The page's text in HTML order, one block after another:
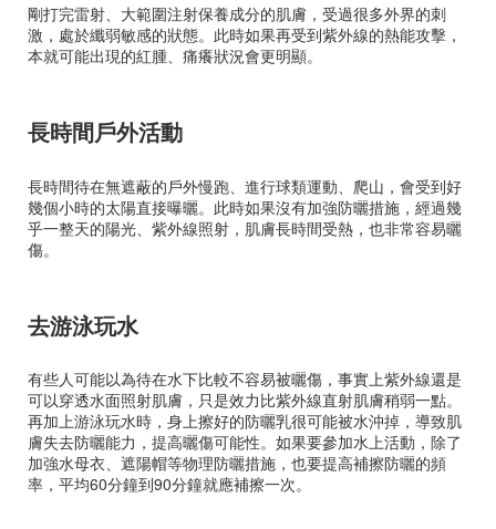
剛打完雷射、大範圍注射保養成分的肌膚，受過很多外界的刺
激，處於纖弱敏感的狀態。此時如果再受到紫外線的熱能攻擊，
本就可能出現的紅腫、痛癢狀況會更明顯。
長時間戶外活動
長時間待在無遮蔽的戶外慢跑、進行球類運動、爬山，會受到好
幾個小時的太陽直接曝曬。此時如果沒有加強防曬措施，經過幾
乎一整天的陽光、紫外線照射，肌膚長時間受熱，也非常容易曬
傷。
去游泳玩水
有些人可能以為待在水下比較不容易被曬傷，事實上紫外線還是
可以穿透水面照射肌膚，只是效力比紫外線直射肌膚稍弱一點。
再加上游泳玩水時，身上擦好的防曬乳很可能被水沖掉，導致肌
膚失去防曬能力，提高曬傷可能性。如果要參加水上活動，除了
加強水母衣、遮陽帽等物理防曬措施，也要提高補擦防曬的頻
率，平均60分鐘到90分鐘就應補擦一次。